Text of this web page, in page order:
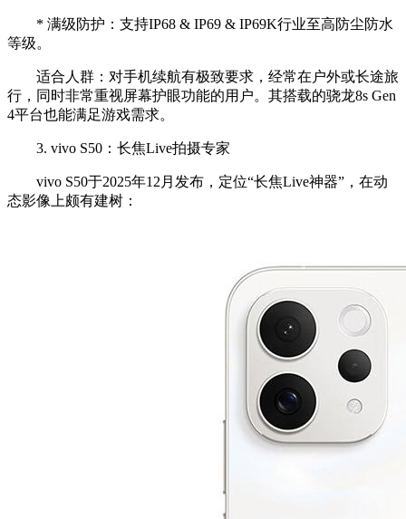
* 满级防护：支持IP68 & IP69 & IP69K行业至高防尘防水
等级。
适合人群：对手机续航有极致要求，经常在户外或长途旅
行，同时非常重视屏幕护眼功能的用户。其搭载的骁龙8s Gen
4平台也能满足游戏需求。
3. vivo S50：长焦Live拍摄专家
vivo S50于2025年12月发布，定位“长焦Live神器”，在动
态影像上颇有建树：